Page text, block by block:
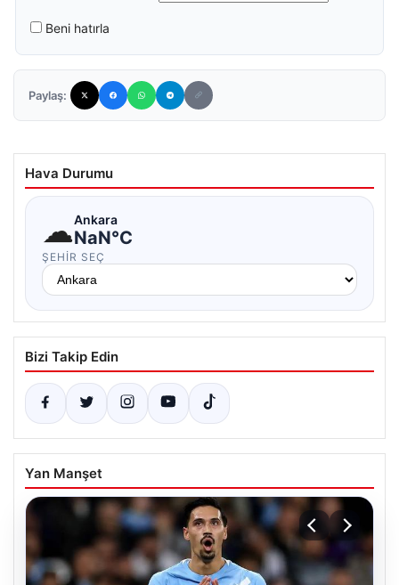
Beni hatırla
Paylaş:
Hava Durumu
☁Ankara
NaN°C
ŞEHIR SEÇ
Bizi Takip Edin
Yan Manşet